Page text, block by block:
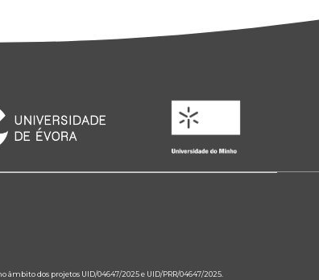
âmbito dos projetos UID/04647/2025 e UID/PRR/04647/2025.